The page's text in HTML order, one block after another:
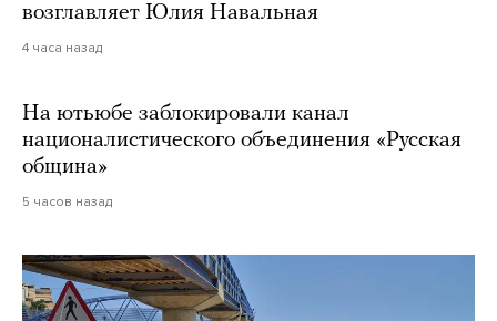
возглавляет Юлия Навальная
4 часа назад
На ютьюбе заблокировали канал
националистического объединения «Русская
община»
5 часов назад